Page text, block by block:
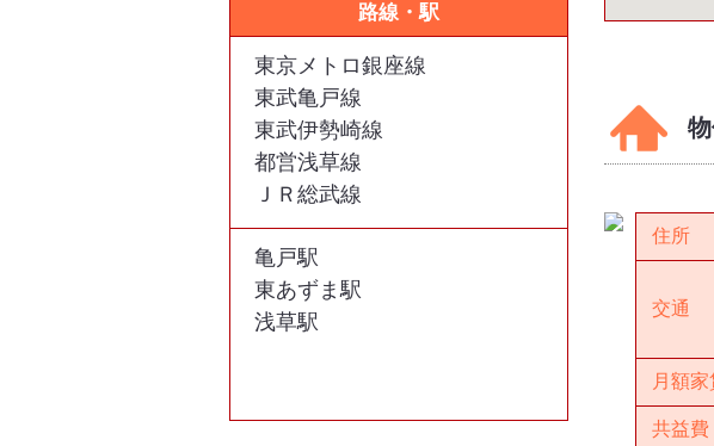
東京都江戸川区
東京都昭島市
東京都稲城市
東京都清瀬市
東京都国立市
東京都立川市
東京都多摩市
東京都調布市
東京都西東京市
東京都八王子市
路線・駅
東京メトロ銀座線
東武亀戸線
東武伊勢崎線
都営浅草線
ＪＲ総武線
亀戸駅
東あずま駅
浅草駅
住所
交通
月額家
共益費